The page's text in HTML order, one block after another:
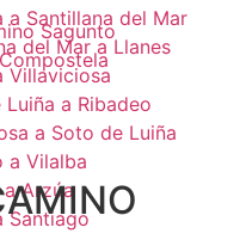
a Santillana del Mar
del Mar a Llanes
Villaviciosa
a Ribadeo
a Soto de Luiña
a Vilalba
a Arzúa
Santiago
Sagunto